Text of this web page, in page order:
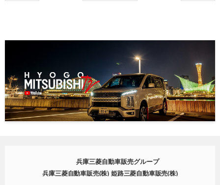
兵庫三菱自動車販売グループ
兵庫三菱自動車販売(株) 姫路三菱自動車販売(株)